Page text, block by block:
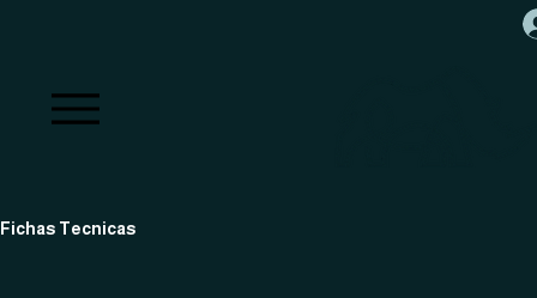
Fichas Tecnicas